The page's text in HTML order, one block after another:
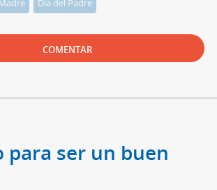
Día del Padre
COMENTAR
para ser un buen